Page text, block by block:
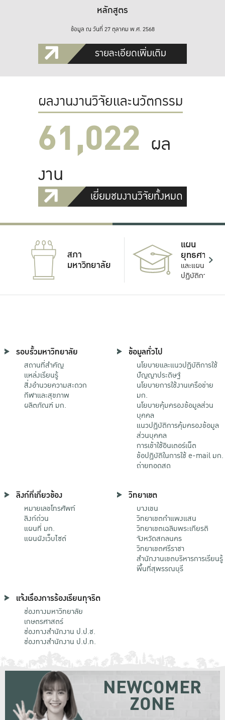
หลักสูตร
ข้อมูล ณ วันที่ 27 ตุลาคม พ.ศ. 2568
รายละเอียดเพิ่มเติม
ผลงานงานวิจัยและนวัตกรรม
61,022 ผล
งาน
เยี่ยมชมงานวิจัยทั้งหมด
สภา
มหาวิทยาลัย
แผน
ยุทธศาสตร์
และแผน
ปฏิบัติการ
รอบรั้วมหาวิทยาลัย
สถานที่สำคัญ
แหล่งเรียนรู้
สิ่งอำนวยความสะดวก
กีฬาและสุขภาพ
ผลิตภัณฑ์ มก.
ข้อมูลทั่วไป
นโยบายและแนวปฏิบัติการใช้
ปัญญาประดิษฐ์
นโยบายการใช้งานเครือข่าย
มก.
นโยบายคุ้มครองข้อมูลส่วน
บุคคล
แนวปฏิบัติการคุ้มครองข้อมูล
ส่วนบุคคล
การเข้าใช้อินเตอร์เน็ต
ข้อปฏิบัติในการใช้ e-mail มก.
ถ่ายทอดสด
ลิงก์ที่เกี่ยวข้อง
หมายเลขโทรศัพท์
ลิงก์ด่วน
แผนที่ มก.
แผนผังเว็บไซต์
วิทยาเขต
บางเขน
วิทยาเขตกําแพงแสน
วิทยาเขตเฉลิมพระเกียรติ
จังหวัดสกลนคร
วิทยาเขตศรีราชา
สำนักงานเขตบริหารการเรียนรู้
พื้นที่สุพรรณบุรี
แจ้งเรื่องการร้องเรียนทุจริต
ช่องทางมหาวิทยาลัย
เกษตรศาสตร์
ช่องทางสำนักงาน ป.ป.ช.
ช่องทางสำนักงาน ป.ป.ท.
NEWCOMER
ZONE